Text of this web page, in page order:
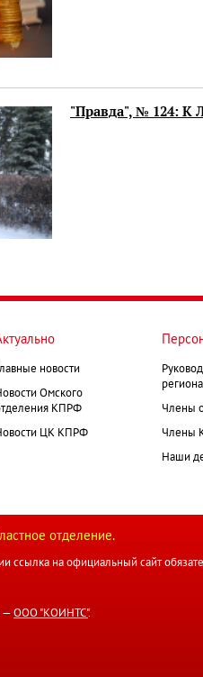
"Правда", № 124: К
Главные новости
Омского
КПРФ
ЦК КПРФ
Члены
Члены
Наши
отделение.
ссылка на официальный сайт
— ООО "КОИНТС".